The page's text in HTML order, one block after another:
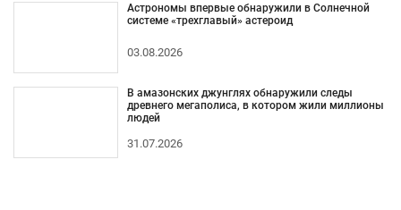
Астрономы впервые обнаружили в Солнечной
системе «трехглавый» астероид
03.08.2026
В амазонских джунглях обнаружили следы
древнего мегаполиса, в котором жили миллионы
людей
31.07.2026